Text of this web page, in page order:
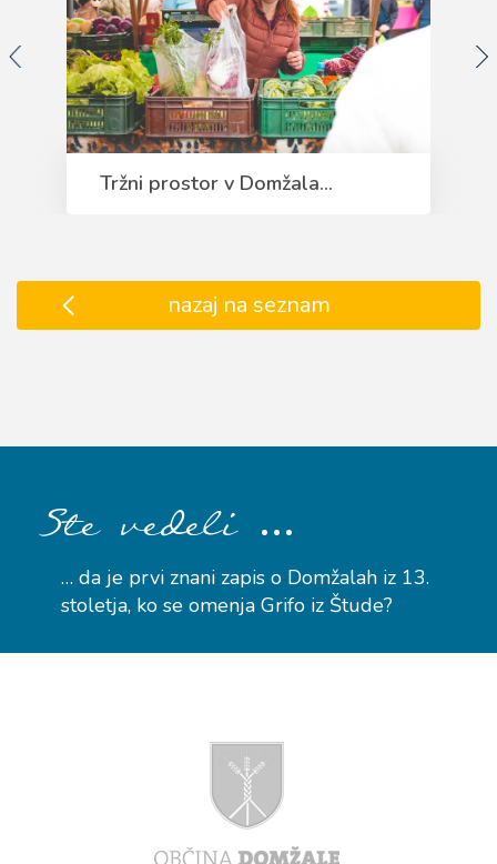
Tržni prostor v Domžala...
nazaj na seznam
Ste vedeli …
… da je prvi znani zapis o Domžalah iz 13.
stoletja, ko se omenja Grifo iz Štude?